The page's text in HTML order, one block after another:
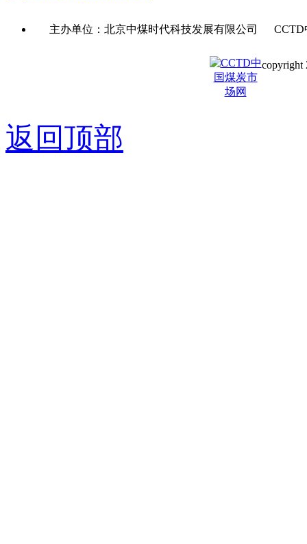
主办单位：北京中煤时代科技发展有限公司
copyright
返回顶部